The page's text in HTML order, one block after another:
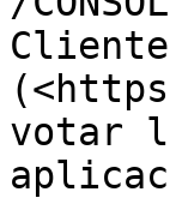
votar